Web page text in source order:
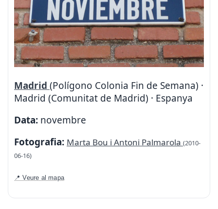
Madrid (Polígono Colonia Fin de Semana) ·
Madrid (Comunitat de Madrid) · Espanya
Data: novembre
Fotografia: Marta Bou i Antoni Palmarola (2010-
06-16)
📍 Veure al mapa